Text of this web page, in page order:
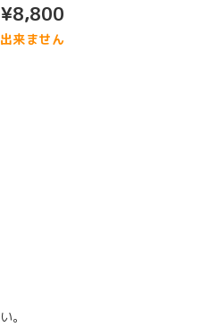
¥8,800
来ません
。